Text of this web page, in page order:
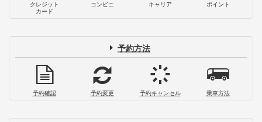
クレジット
カード
コンビニ キャリア ポイント
予約方法
予約確認 予約変更 予約キャンセル 乗車方法